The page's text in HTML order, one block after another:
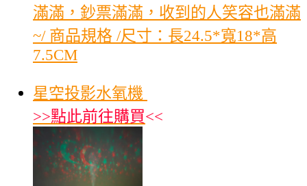
滿滿，鈔票滿滿，收到的人笑容也滿滿
~/ 商品規格 /尺寸：長24.5*寬18*高
7.5CM
星空投影水氧機
>>點此前往購買<<